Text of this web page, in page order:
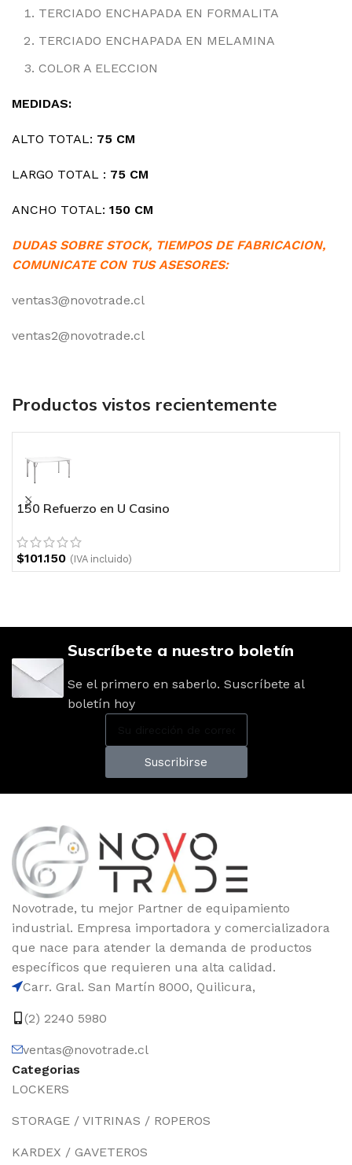
TERCIADO ENCHAPADA EN FORMALITA
TERCIADO ENCHAPADA EN MELAMINA
COLOR A ELECCION
MEDIDAS:
ALTO TOTAL: 75 CM
LARGO TOTAL : 75 CM
ANCHO TOTAL: 150 CM
DUDAS SOBRE STOCK, TIEMPOS DE FABRICACION,
COMUNICATE CON TUS ASESORES:
ventas3@novotrade.cl
ventas2@novotrade.cl
Productos vistos recientemente
150 Refuerzo en U Casino
$101.150 (IVA incluido)
Suscríbete a nuestro boletín
Se el primero en saberlo. Suscríbete al
boletín hoy
Suscribirse
Novotrade, tu mejor Partner de equipamiento
industrial. Empresa importadora y comercializadora
que nace para atender la demanda de productos
específicos que requieren una alta calidad.
Carr. Gral. San Martín 8000, Quilicura,
(2) 2240 5980
ventas@novotrade.cl
Categorias
LOCKERS
STORAGE / VITRINAS / ROPEROS
KARDEX / GAVETEROS